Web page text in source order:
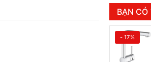
BẠN CÓ
- 17%